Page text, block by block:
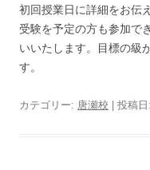
初回授業日に詳細をお伝
受験を予定の方も参加で
いいたします。目標の級
す。
カテゴリー: 唐瀬校 | 投稿日: